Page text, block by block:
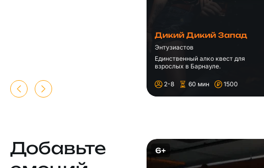
Дикий Дикий Запад
Энтузиастов
Единственный алко квест для
взрослых в Барнауле.
2-8 60 мин 1500
Добавьте
6+